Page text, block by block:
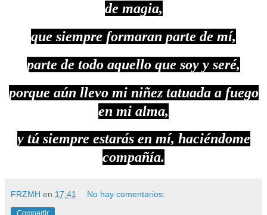
de magia,
que siempre formaran parte de mí,
parte de todo aquello que soy y seré,
porque aún llevo mi niñez tatuada a fuego
en mi alma,
y tú siempre estarás en mí, haciéndome
compañía.
FRZMH en 17:41 No hay comentarios: